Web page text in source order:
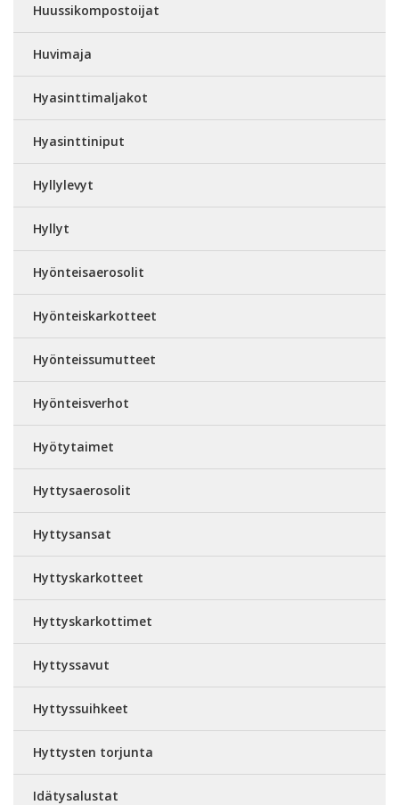
Huussikompostoijat
Huvimaja
Hyasinttimaljakot
Hyasinttiniput
Hyllylevyt
Hyllyt
Hyönteisaerosolit
Hyönteiskarkotteet
Hyönteissumutteet
Hyönteisverhot
Hyötytaimet
Hyttysaerosolit
Hyttysansat
Hyttyskarkotteet
Hyttyskarkottimet
Hyttyssavut
Hyttyssuihkeet
Hyttysten torjunta
Idätysalustat